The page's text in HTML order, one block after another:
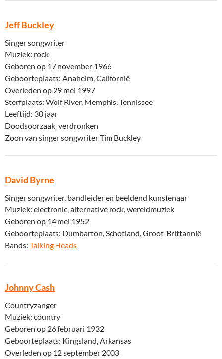
Jeff Buckley
Singer songwriter
Muziek: rock
Geboren op 17 november 1966
Geboorteplaats: Anaheim, Californië
Overleden op 29 mei 1997
Sterfplaats: Wolf River, Memphis, Tennissee
Leeftijd: 30 jaar
Doodsoorzaak: verdronken
Zoon van singer songwriter Tim Buckley
David Byrne
Singer songwriter, bandleider en beeldend kunstenaar
Muziek: electronic, alternative rock, wereldmuziek
Geboren op 14 mei 1952
Geboorteplaats: Dumbarton, Schotland, Groot-Brittannië
Bands: Talking Heads
Johnny Cash
Countryzanger
Muziek: country
Geboren op 26 februari 1932
Geboorteplaats: Kingsland, Arkansas
Overleden op 12 september 2003